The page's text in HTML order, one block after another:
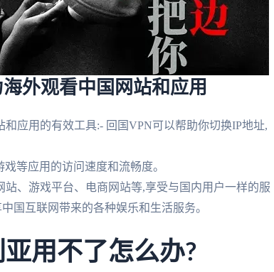
外观看中国网站和应用
应用的有效工具:- 回国VPN可以帮助你切换IP地址,
等应用的访问速度和流畅度。
、游戏平台、电商网站等,享受与国内用户一样的服
国互联网带来的各种娱乐和生活服务。
用不了怎么办?